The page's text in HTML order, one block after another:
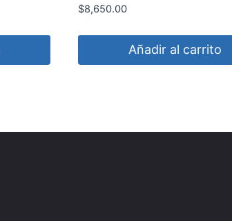
LAFFITTE
$8,650.00
Añadir al carrito